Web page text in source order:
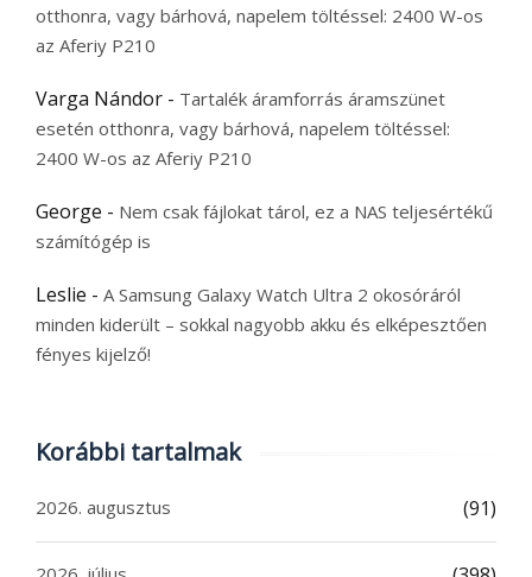
otthonra, vagy bárhová, napelem töltéssel: 2400 W-os
az Aferiy P210
Varga Nándor - Tartalék áramforrás áramszünet
esetén otthonra, vagy bárhová, napelem töltéssel:
2400 W-os az Aferiy P210
George - Nem csak fájlokat tárol, ez a NAS teljesértékű
számítógép is
Leslie - A Samsung Galaxy Watch Ultra 2 okosóráról
minden kiderült – sokkal nagyobb akku és elképesztően
fényes kijelző!
Korábbi tartalmak
2026. augusztus (91)